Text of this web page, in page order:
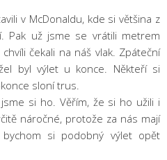
v McDonaldu, kde si většina z
Pak už jsme se vrátili metrem
čekali na náš vlak. Zpáteční
byl výlet u konce. Někteří si
sloní trus.
si ho. Věřím, že si ho užili i
náročné, protože za nás mají
bychom si podobný výlet opět